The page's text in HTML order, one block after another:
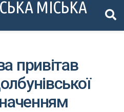
МІСЬКА
привітав